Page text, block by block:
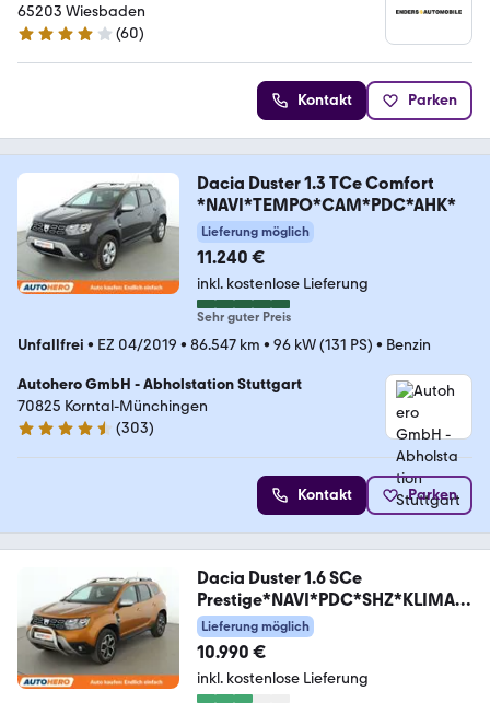
65203 Wiesbaden
3.8 Sterne
(60)
Kontakt Parken
Dacia Duster 1.3 TCe Comfort
*NAVI*TEMPO*CAM*PDC*AHK*
Lieferung möglich
11.240 €
inkl. kostenlose Lieferung
Sehr guter Preis
Unfallfrei • EZ 04/2019 • 86.547 km • 96 kW (131 PS) • Benzin
Autohero GmbH - Abholstation Stuttgart
70825 Korntal-Münchingen
4.4 Sterne
(303)
Kontakt Parken
Dacia Duster 1.6 SCe
Prestige*NAVI*PDC*SHZ*KLIMA*T
EMPO
Lieferung möglich
10.990 €
inkl. kostenlose Lieferung